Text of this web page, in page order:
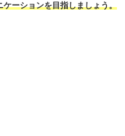
ーションを目指しましょう。